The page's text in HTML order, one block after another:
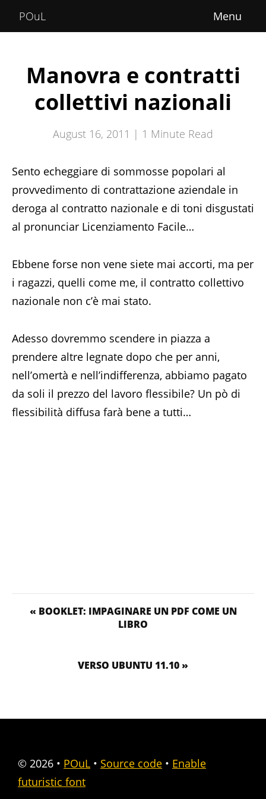
POuL
Home
Posts
Manovra e contratti
collettivi nazionali
August 16, 2011 | 1 Minute Read
Sento echeggiare di sommosse popolari al
provvedimento di contrattazione aziendale in
deroga al contratto nazionale e di toni disgustati
al pronunciar Licenziamento Facile…
Ebbene forse non vene siete mai accorti, ma per
i ragazzi, quelli come me, il contratto collettivo
nazionale non c’è mai stato.
Adesso dovremmo scendere in piazza a
prendere altre legnate dopo che per anni,
nell’omertà e nell’indifferenza, abbiamo pagato
da soli il prezzo del lavoro flessibile? Un pò di
flessibilità diffusa farà bene a tutti…
« BOOKLET: IMPAGINARE UN PDF COME UN
LIBRO
VERSO UBUNTU 11.10 »
© 2026 • POuL • Source code • Enable
futuristic font